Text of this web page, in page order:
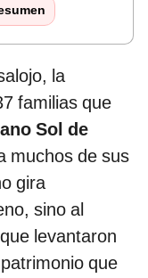
la
familias que
Sol de
muchos de sus
gira
sino al
levantaron
que